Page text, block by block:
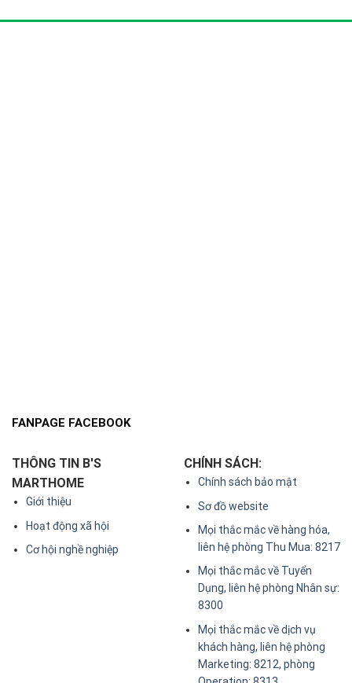
FANPAGE FACEBOOK
THÔNG TIN B'S
MARTHOME
Giới thiệu
Hoạt động xã hội
Cơ hội nghề nghiệp
CHÍNH SÁCH:
Chính sách bảo mật
Sơ đồ website
Mọi thắc mắc về hàng hóa,
liên hệ phòng Thu Mua: 8217
Mọi thắc mắc về Tuyển
Dụng, liên hệ phòng Nhân sự:
8300
Mọi thắc mắc về dịch vụ
khách hàng, liên hệ phòng
Marketing: 8212, phòng